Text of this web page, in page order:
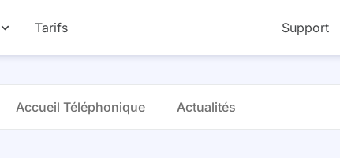
Tarifs Support
Accueil Téléphonique Actualités